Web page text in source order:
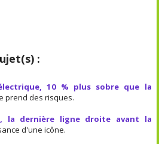
:
10 % plus sobre que la
prend des risques.
la dernière ligne droite avant la
d'une icône.